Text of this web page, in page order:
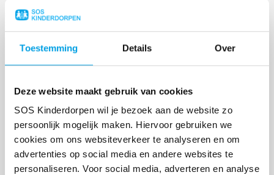
Toestemming Details Over
Deze website maakt gebruik van cookies
SOS Kinderdorpen wil je bezoek aan de website zo
persoonlijk mogelijk maken. Hiervoor gebruiken we
cookies om ons websiteverkeer te analyseren en om
advertenties op social media en andere websites te
personaliseren. Voor social media, adverteren en analyse
Deel op
on
ANDEREN LAZEN OOK
Lees
meer